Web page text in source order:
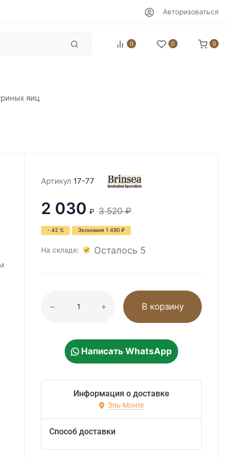
Авторизоваться
0 0 0
яиц
Артикул 17-77
2 030 ₽ 3 520 ₽
- 42 % Экономия 1 490 ₽
На складе: Осталось 5
В корзину
Написать WhatsApp
Информация о доставке
Эль-Монте
Способ доставки